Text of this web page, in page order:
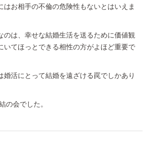
はお相手の不倫の危険性もないとはいえま
のは、幸せな結婚生活を送るために価値観
いてほっとできる相性の方がよほど重要で
婚活にとって結婚を遠ざける罠でしかあり
の会でした。